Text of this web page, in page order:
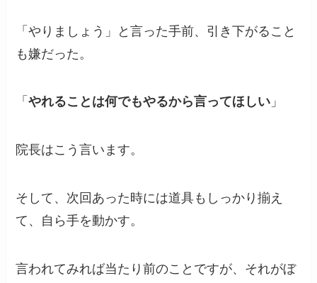
「やりましょう」と言った手前、引き下がること
も嫌だった。
「やれることは何でもやるから言ってほしい 」
院長はこう言います。
そして、次回あった時には道具もしっかり揃え
て、自ら手を動かす。
言われてみれば当たり前のことですが、それがぼ